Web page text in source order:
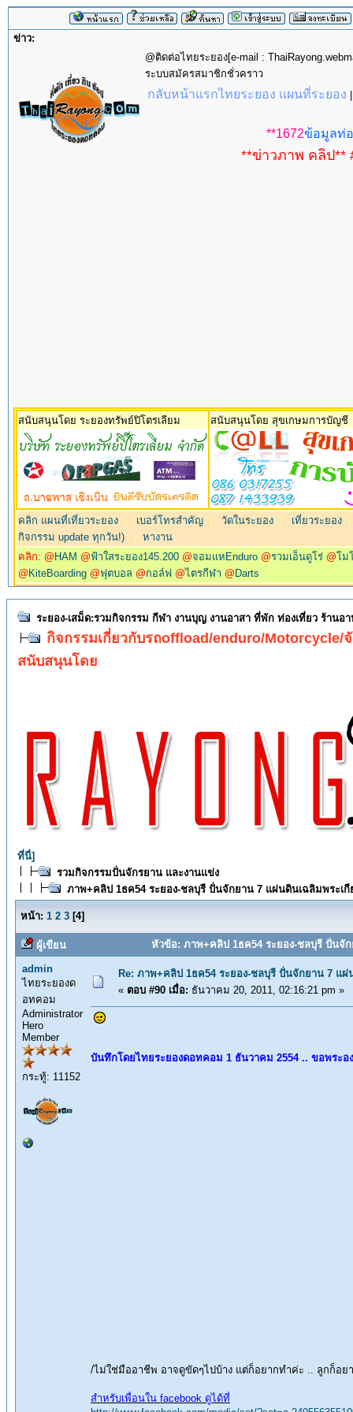
ข่าว:
@ติดต่อไทยระยอง[e-mail :
ระบบสมัครสมาชิกชั่วคราว
กลับหน้าแรกไทยระยอง แผนที่ระยอง
**1672ข้อมูลท่
**ข่าวภาพ คลิป**
สนับสนุนโดย ระยองทรัพย์ปิโตรเลียม สนับสนุนโดย สุขเกษมการบัญชี
คลิก แผนที่เที่ยวระยอง เบอร์โทรสำคัญ วัดในระยอง เที่ยวระยอง
กิจกรรม update ทุกวัน!) |หางาน
คลิก: @ HAM @ฟ้าใสระยอง145.200 @จอมแหEnduro @รวมเอ็นดูโร่ @โม
@ KiteBoarding @ฟุตบอล @กอล์ฟ @ไตรกีฬา @ Darts
ระยอง-เสม็ด:รวมกิจกรรม กีฬา งานบุญ งานอาสา ที่พัก ท่องเที่ยว ร้านอ
กิจกรรมเกี่ยวกับรถoffload/enduro/Motorcycle/
สนับสนุนโดย
ที่นี่]
รวมกิจกรรมปั่นจักรยาน และงานแข่ง
ภาพ+คลิป 1ธค54 ระยอง-ชลบุรี ปั่นจักยาน 7 แผ่นดินเฉลิมพระเกี
หน้า: 1 2 3 [4]
ผู้เขียน หัวข้อ: ภาพ+คลิป 1ธค54 ระยอง-ชลบุรี ปั่นจั
admin
ไทยระยองด
อทคอม
Administrator
Hero
Member
กระทู้: 11152
Re: ภาพ+คลิป 1ธค54 ระยอง-ชลบุรี ปั่นจักยาน 7 แผ่
« ตอบ #90 เมื่อ: ธันวาคม 20, 2011, 02:16:21 pm »
บันทึกโดยไทยระยองดอทคอม 1 ธันวาคม 2554 .. ขอพระอ
/ไม่ใช่มืออาชีพ อาจดูขัดๆไปบ้าง แต่ก็อยากทำค่ะ .. ลูกก็อ
สำหรับเพื่อนใน facebook ดูได้ที่